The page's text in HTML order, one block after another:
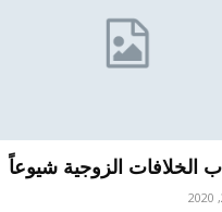
الخلافات الزوجية شيوعاً